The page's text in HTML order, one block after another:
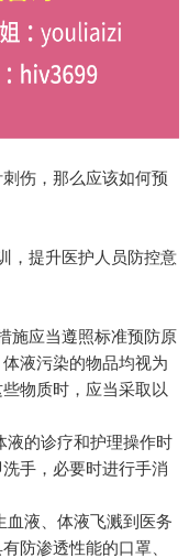
伤，那么应该如何预
，提升医护人员防控意
施应当遵照标准预防原
液污染的物品均视为
物质时，应当采取以
的诊疗和护理操作时
手，必要时进行手消
液、体液飞溅到医务
防渗透性能的口罩、